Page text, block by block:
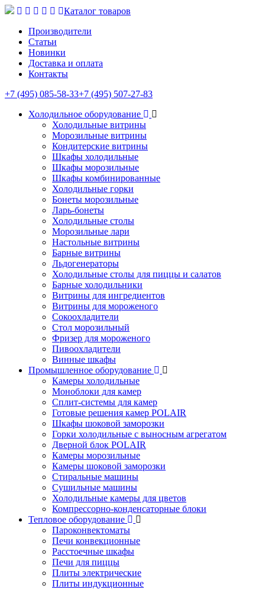
Каталог товаров
Производители
Статьи
Новинки
Доставка и оплата
Контакты
+7 (495) 085-58-33+7 (495) 507-27-83
Холодильное оборудование
Холодильные витрины
Морозильные витрины
Кондитерские витрины
Шкафы холодильные
Шкафы морозильные
Шкафы комбинированные
Холодильные горки
Бонеты морозильные
Ларь-бонеты
Холодильные столы
Морозильные лари
Настольные витрины
Барные витрины
Льдогенераторы
Холодильные столы для пиццы и салатов
Барные холодильники
Витрины для ингредиентов
Витрины для мороженого
Сокоохладители
Стол морозильный
Фризер для мороженого
Пивоохладители
Винные шкафы
Промышленное оборудование
Камеры холодильные
Моноблоки для камер
Сплит-системы для камер
Готовые решения камер POLAIR
Шкафы шоковой заморозки
Горки холодильные с выносным агрегатом
Дверной блок POLAIR
Камеры морозильные
Камеры шоковой заморозки
Стиральные машины
Сушильные машины
Холодильные камеры для цветов
Компрессорно-конденсаторные блоки
Тепловое оборудование
Пароконвектоматы
Печи конвекционные
Расстоечные шкафы
Печи для пиццы
Плиты электрические
Плиты индукционные